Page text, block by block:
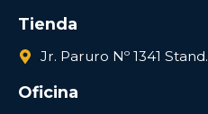
Tienda
Jr. Paruro Nº 1341
Oficina